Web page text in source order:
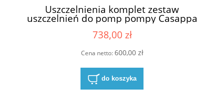
Uszczelnienia komplet zestaw
uszczelnień do pomp pompy Casappa
03580500
738,00 zł
Cena netto:600,00 zł
do koszyka